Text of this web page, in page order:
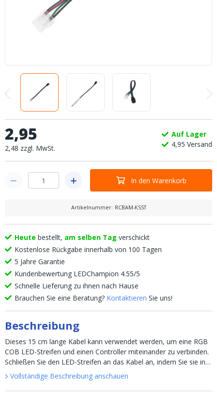
2,95
2,48 zzgl. MwSt.
Auf Lager
4,95 Versand
In den Warenkorb
Artikelnummer: RCBAM-KSST
Heute bestellt, am selben Tag verschickt
Kostenlose Rückgabe innerhalb von 100 Tagen
5 Jahre Garantie
Kundenbewertung LEDChampion 4.55/5
Schnelle Lieferung zu ihnen nach Hause
Brauchen Sie eine Beratung? Kontaktieren Sie uns!
Beschreibung
Dieses 15 cm lange Kabel kann verwendet werden, um eine RGB
COB LED-Streifen und einen Controller miteinander zu verbinden.
Schließen Sie den LED-Streifen an das Kabel an, indem Sie sie in
das Verbindungsstück schieben und festdrücken. S...
Vollständige Beschreibung anschauen